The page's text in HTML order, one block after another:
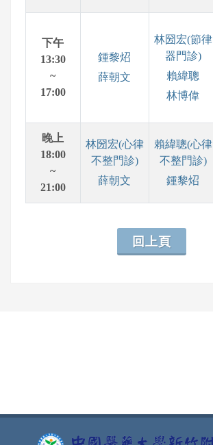
下午
13:30
~
17:00
鍾黎炤
薛朝文
林圀宏(節律
器門診)
賴緯聰
林博偉
晚上
18:00
~
21:00
林圀宏(心律
不整門診)
薛朝文
賴緯聰(心律
不整門診)
鍾黎炤
回上頁